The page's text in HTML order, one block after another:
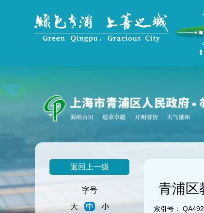
到
主
要
内
返回上一级
字号
大
中 小
青浦区
索引号：